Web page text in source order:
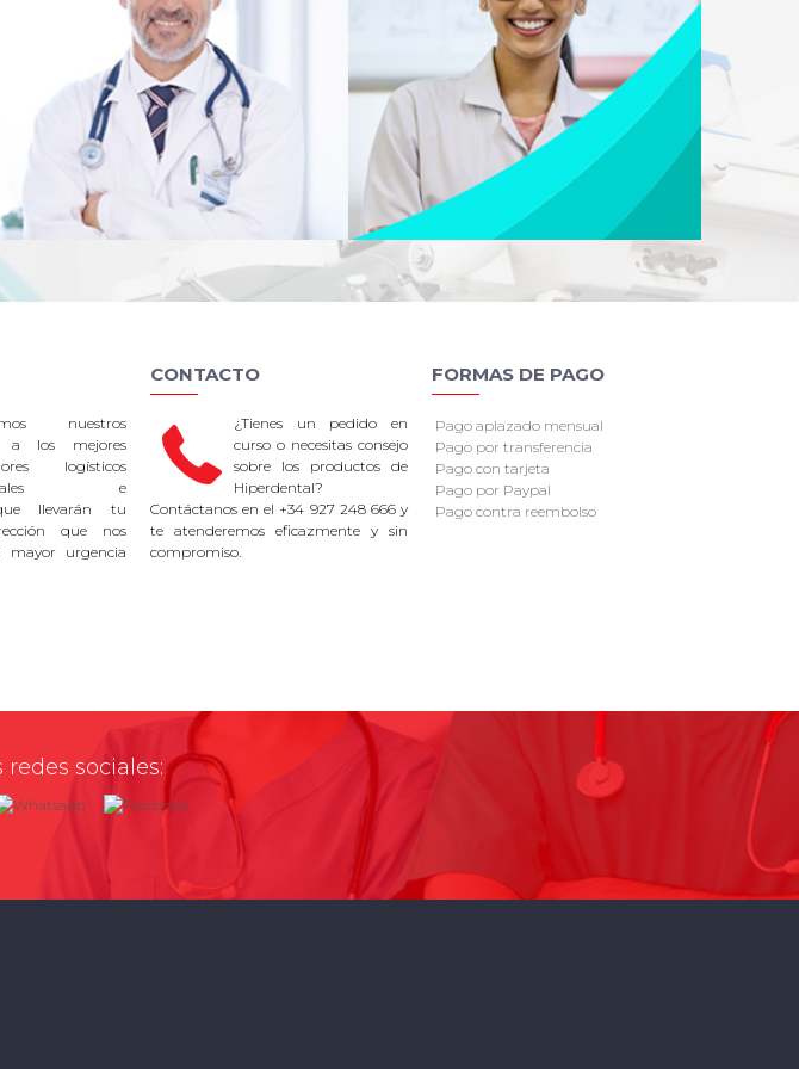
nuestros
a los mejores
logísticos
e
llevarán tu
que nos
urgencia
CONTACTO
¿Tienes un pedido en
curso o necesitas consejo
sobre los productos de
Hiperdental?
Contáctanos en el +34 927 248 666 y
te atenderemos eficazmente y sin
compromiso.
FORMAS DE PAGO
Pago aplazado mensual
Pago por transferencia
Pago con tarjeta
Pago por Paypal
Pago contra reembolso
sociales: